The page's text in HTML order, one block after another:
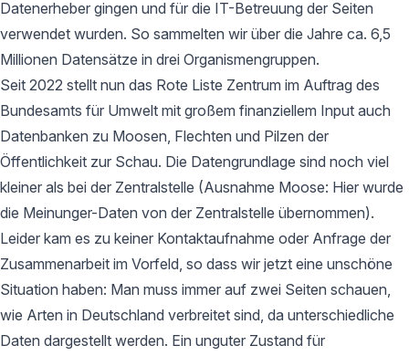
Datenerheber gingen und für die IT-Betreuung der Seiten
verwendet wurden. So sammelten wir über die Jahre ca. 6,5
Millionen Datensätze in drei Organismengruppen.
Seit 2022 stellt nun das Rote Liste Zentrum im Auftrag des
Bundesamts für Umwelt mit großem finanziellem Input auch
Datenbanken zu Moosen, Flechten und Pilzen der
Öffentlichkeit zur Schau. Die Datengrundlage sind noch viel
kleiner als bei der Zentralstelle (Ausnahme Moose: Hier wurde
die Meinunger-Daten von der Zentralstelle übernommen).
Leider kam es zu keiner Kontaktaufnahme oder Anfrage der
Zusammenarbeit im Vorfeld, so dass wir jetzt eine unschöne
Situation haben: Man muss immer auf zwei Seiten schauen,
wie Arten in Deutschland verbreitet sind, da unterschiedliche
Daten dargestellt werden. Ein unguter Zustand für